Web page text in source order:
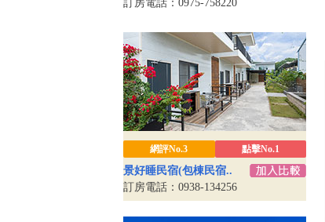
訂房電話：0975-758220
網評No.3 點擊No.1
景好睡民宿(包棟民宿..
訂房電話：0938-134256